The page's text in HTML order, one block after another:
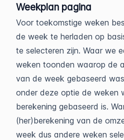
Weekplan pagina
Voor toekomstige weken
de week te herladen op
te selecteren zijn. Waar we
weken toonden waarop de
van de week gebaseerd
onder deze optie de weken
berekening gebaseerd is.
(her)berekening van de
week dus andere weken